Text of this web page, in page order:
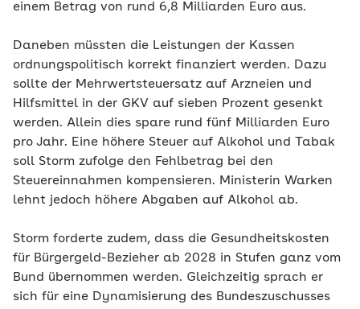
einem Betrag von rund 6,8 Milliarden Euro aus.
Daneben müssten die Leistungen der Kassen
ordnungspolitisch korrekt finanziert werden. Dazu
sollte der Mehrwertsteuersatz auf Arzneien und
Hilfsmittel in der GKV auf sieben Prozent gesenkt
werden. Allein dies spare rund fünf Milliarden Euro
pro Jahr. Eine höhere Steuer auf Alkohol und Tabak
soll Storm zufolge den Fehlbetrag bei den
Steuereinnahmen kompensieren. Ministerin Warken
lehnt jedoch höhere Abgaben auf Alkohol ab.
Storm forderte zudem, dass die Gesundheitskosten
für Bürgergeld-Bezieher ab 2028 in Stufen ganz vom
Bund übernommen werden. Gleichzeitig sprach er
sich für eine Dynamisierung des Bundeszuschusses